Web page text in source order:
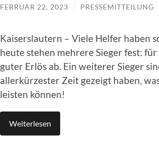
FEBRUAR 22, 2023 / PRESSEMITTEILUNG
Kaiserslautern – Viele Helfer haben
heute stehen mehrere Sieger fest:
guter Erlös ab. Ein weiterer Sieger
allerkürzester Zeit gezeigt haben,
leisten können!
Weiterlesen